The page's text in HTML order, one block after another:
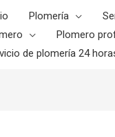
Plomería
Plomero
de plomería 24